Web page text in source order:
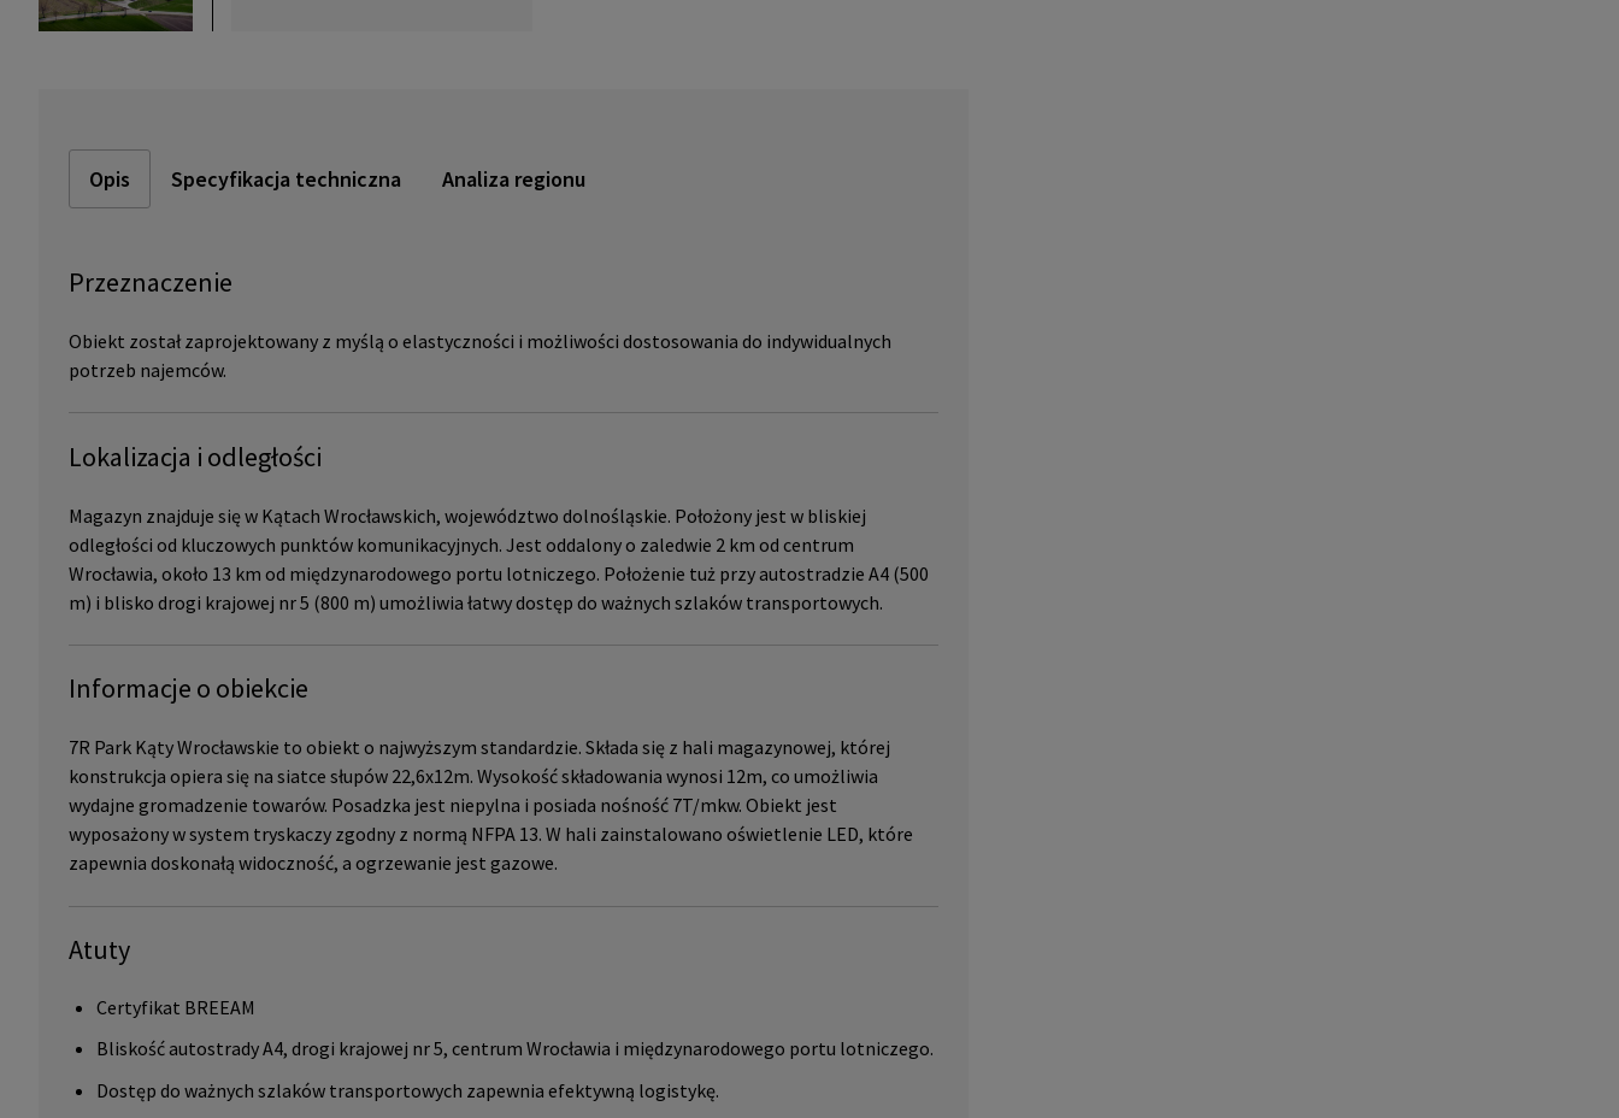
Opis Specyfikacja techniczna Analiza regionu
Przeznaczenie
Obiekt został zaprojektowany z myślą o elastyczności i możliwości dostosowania do indywidualnych
potrzeb najemców.
Lokalizacja i odległości
Magazyn znajduje się w Kątach Wrocławskich, województwo dolnośląskie. Położony jest w bliskiej
odległości od kluczowych punktów komunikacyjnych. Jest oddalony o zaledwie 2 km od centrum
Wrocławia, około 13 km od międzynarodowego portu lotniczego. Położenie tuż przy autostradzie A4 (500
m) i blisko drogi krajowej nr 5 (800 m) umożliwia łatwy dostęp do ważnych szlaków transportowych.
Informacje o obiekcie
7R Park Kąty Wrocławskie to obiekt o najwyższym standardzie. Składa się z hali magazynowej, której
konstrukcja opiera się na siatce słupów 22,6x12m. Wysokość składowania wynosi 12m, co umożliwia
wydajne gromadzenie towarów. Posadzka jest niepylna i posiada nośność 7T/mkw. Obiekt jest
wyposażony w system tryskaczy zgodny z normą NFPA 13. W hali zainstalowano oświetlenie LED, które
zapewnia doskonałą widoczność, a ogrzewanie jest gazowe.
Atuty
Certyfikat BREEAM
Bliskość autostrady A4, drogi krajowej nr 5, centrum Wrocławia i międzynarodowego portu lotniczego.
Dostęp do ważnych szlaków transportowych zapewnia efektywną logistykę.